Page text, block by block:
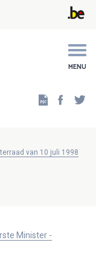
MENU
van 10 juli 1998
Minister -